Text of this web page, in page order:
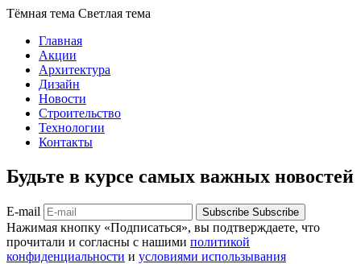
Тёмная тема Светлая тема
Главная
Акции
Архитектура
Дизайн
Новости
Строительство
Технологии
Контакты
Будьте в курсе самых важных новостей
E-mail Subscribe Subscribe
Нажимая кнопку «Подписаться», вы подтверждаете, что
прочитали и согласны с нашими политикой
конфиденциальности и условиями использывания